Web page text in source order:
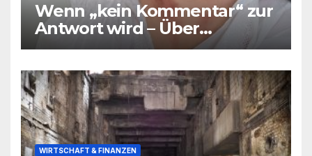
Wenn „kein Kommentar“ zur
Antwort wird – Über
Warnsignale aus Schulen, die
WIRTSCHAFT & FINANZEN